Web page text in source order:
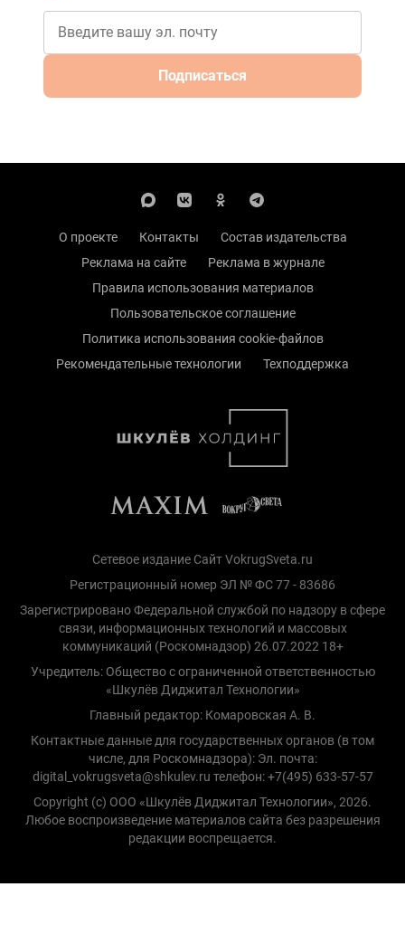
Подписаться
О проекте Контакты
Состав издательства
Реклама на сайте
Реклама в журнале
Правила использования материалов
Пользовательское соглашение
Политика использования cookie-файлов
Рекомендательные технологии
Техподдержка
Сетевое издание Сайт VokrugSveta.ru
Регистрационный номер ЭЛ № ФС 77 - 83686
Зарегистрировано Федеральной службой по надзору в сфере
связи, информационных технологий и массовых
коммуникаций (Роскомнадзор) 26.07.2022 18+
Учредитель: Общество с ограниченной ответственностью
«Шкулёв Диджитал Технологии»
Главный редактор: Комаровская А. В.
Контактные данные для государственных органов (в том
числе, для Роскомнадзора): Эл. почта:
digital_vokrugsveta@shkulev.ru телефон: +7(495) 633-57-57
Copyright (с) ООО «Шкулёв Диджитал Технологии», 2026.
Любое воспроизведение материалов сайта без разрешения
редакции воспрещается.